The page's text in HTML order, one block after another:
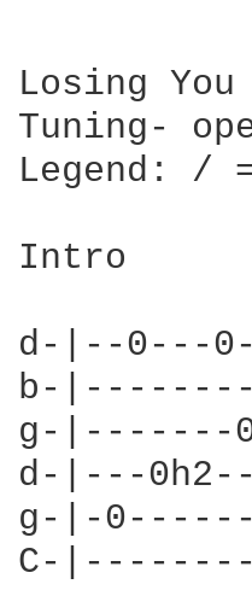
Losing
Tuning-
Legend: /
Intro
d-|--0---
b-
g-|-------
d-|---
g-|-
C-